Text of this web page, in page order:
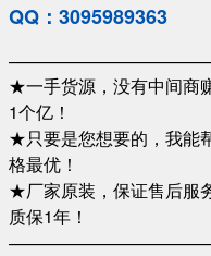
QQ：3095989363
★一手货源，没有中间商
1个亿！
★只要是您想要的，我能
格最优！
★厂家原装，保证售后服
质保1年！